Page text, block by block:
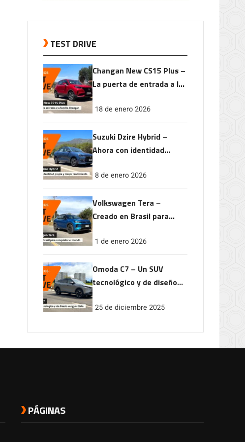
TEST DRIVE
Changan New CS15 Plus –
La puerta de entrada a la
18 de enero 2026
Suzuki Dzire Hybrid –
Ahora con identidad
rendimiento
8 de enero 2026
Volkswagen Tera –
Creado en Brasil para
1 de enero 2026
Omoda C7 – Un SUV
tecnológico y de diseño
25 de diciembre 2025
PÁGINAS